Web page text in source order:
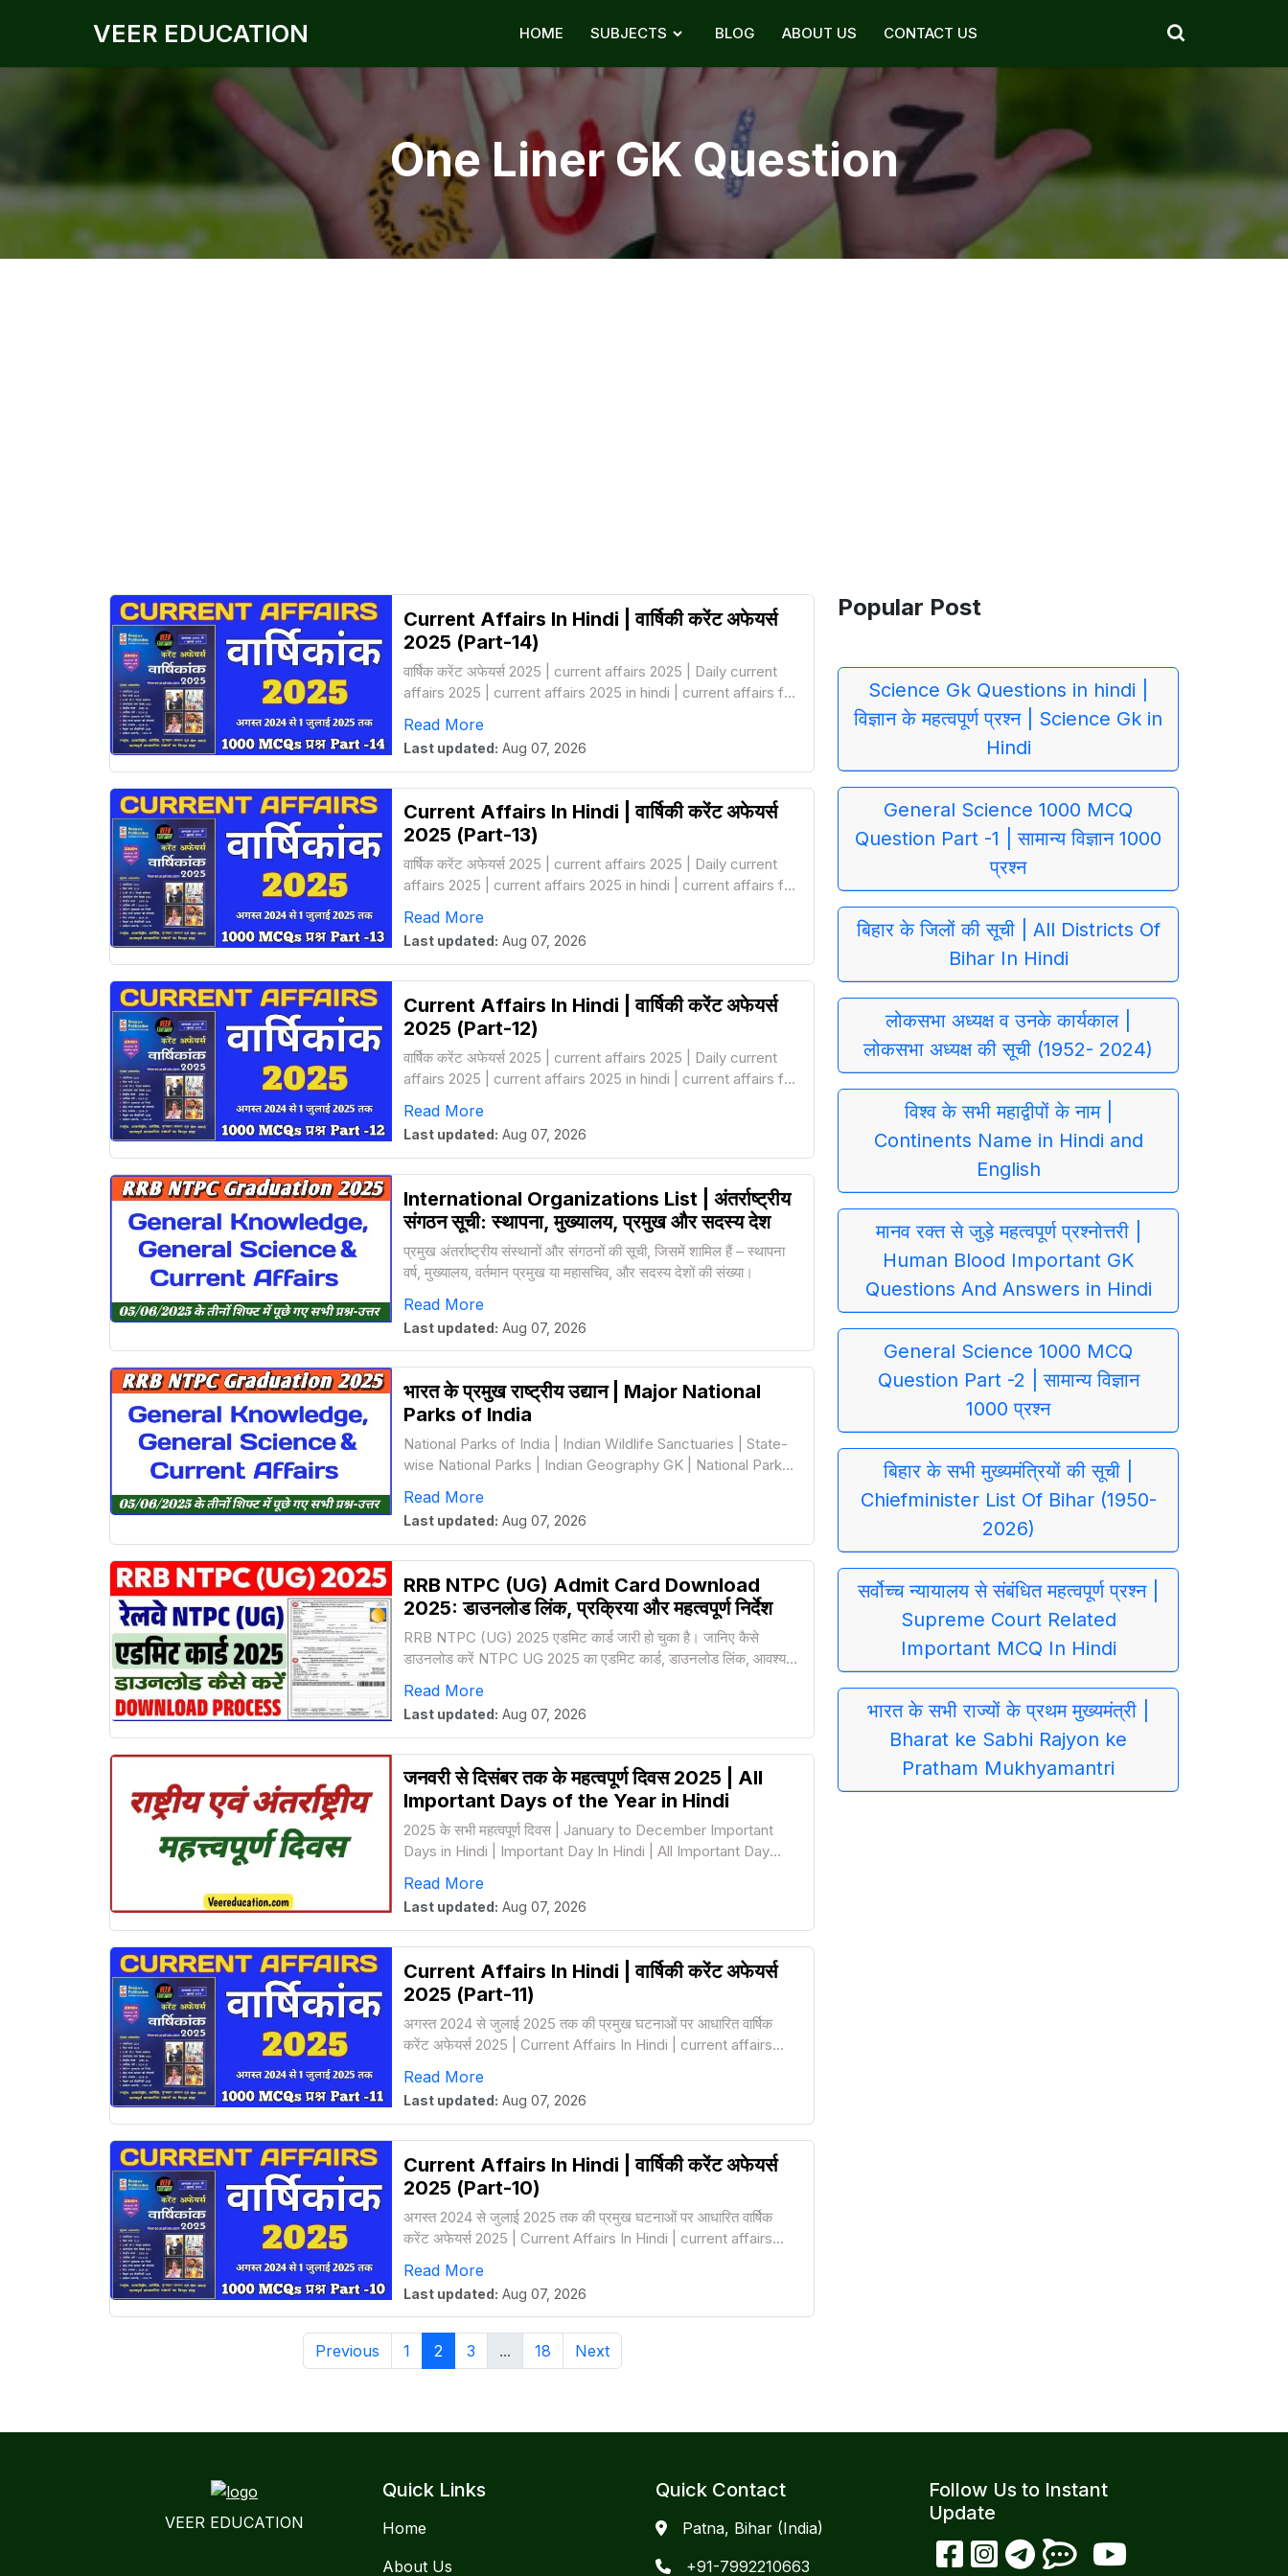
VEER EDUCATION HOME SUBJECTS BLOG ABOUT US CONTACT US
One Liner GK Question
Current Affairs In Hindi | वार्षिकी करेंट अफेयर्स
2025 (Part-14)
वार्षिक करेंट अफेयर्स 2025 | current affairs 2025 | Daily current
affairs 2025 | current affairs 2025 in hindi | current affairs for
Read More
Last updated: Aug 07, 2026
Current Affairs In Hindi | वार्षिकी करेंट अफेयर्स
2025 (Part-13)
वार्षिक करेंट अफेयर्स 2025 | current affairs 2025 | Daily current
affairs 2025 | current affairs 2025 in hindi | current affairs for
Read More
Last updated: Aug 07, 2026
Current Affairs In Hindi | वार्षिकी करेंट अफेयर्स
2025 (Part-12)
वार्षिक करेंट अफेयर्स 2025 | current affairs 2025 | Daily current
affairs 2025 | current affairs 2025 in hindi | current affairs for
Read More
Last updated: Aug 07, 2026
International Organizations List | अंतर्राष्ट्रीय
संगठन सूची: स्थापना, मुख्यालय, प्रमुख और सदस्य देश
प्रमुख अंतर्राष्ट्रीय संस्थानों और संगठनों की सूची, जिसमें शामिल हैं – स्थापना
वर्ष, मुख्यालय, वर्तमान प्रमुख या महासचिव, और सदस्य देशों की संख्या।
Read More
Last updated: Aug 07, 2026
भारत के प्रमुख राष्ट्रीय उद्यान | Major National
Parks of India
National Parks of India | Indian Wildlife Sanctuaries | State-
wise National Parks | Indian Geography GK | National Parks
Read More
Last updated: Aug 07, 2026
RRB NTPC (UG) Admit Card Download
2025: डाउनलोड लिंक, प्रक्रिया और महत्वपूर्ण निर्देश
RRB NTPC (UG) 2025 एडमिट कार्ड जारी हो चुका है। जानिए कैसे
डाउनलोड करें NTPC UG 2025 का एडमिट कार्ड, डाउनलोड लिंक, आवश्यक
Read More
Last updated: Aug 07, 2026
जनवरी से दिसंबर तक के महत्वपूर्ण दिवस 2025 | All
Important Days of the Year in Hindi
2025 के सभी महत्वपूर्ण दिवस | January to December Important
Days in Hindi | Important Day In Hindi | All Important Day
Read More
Last updated: Aug 07, 2026
Current Affairs In Hindi | वार्षिकी करेंट अफेयर्स
2025 (Part-11)
अगस्त 2024 से जुलाई 2025 तक की प्रमुख घटनाओं पर आधारित वार्षिक
करेंट अफेयर्स 2025 | Current Affairs In Hindi | current affairs
Read More
Last updated: Aug 07, 2026
Current Affairs In Hindi | वार्षिकी करेंट अफेयर्स
2025 (Part-10)
अगस्त 2024 से जुलाई 2025 तक की प्रमुख घटनाओं पर आधारित वार्षिक
करेंट अफेयर्स 2025 | Current Affairs In Hindi | current affairs
Read More
Last updated: Aug 07, 2026
Previous 1 2 3 ... 18 Next
Popular Post
Science Gk Questions in hindi |
विज्ञान के महत्वपूर्ण प्रश्न | Science Gk in
Hindi
General Science 1000 MCQ
Question Part -1 | सामान्य विज्ञान 1000
प्रश्न
बिहार के जिलों की सूची | All Districts Of
Bihar In Hindi
लोकसभा अध्यक्ष व उनके कार्यकाल |
लोकसभा अध्यक्ष की सूची (1952- 2024)
विश्व के सभी महाद्वीपों के नाम |
Continents Name in Hindi and
English
मानव रक्त से जुड़े महत्वपूर्ण प्रश्नोत्तरी |
Human Blood Important GK
Questions And Answers in Hindi
General Science 1000 MCQ
Question Part -2 | सामान्य विज्ञान
1000 प्रश्न
बिहार के सभी मुख्यमंत्रियों की सूची |
Chiefminister List Of Bihar (1950-
2026)
सर्वोच्च न्यायालय से संबंधित महत्वपूर्ण प्रश्न |
Supreme Court Related
Important MCQ In Hindi
भारत के सभी राज्यों के प्रथम मुख्यमंत्री |
Bharat ke Sabhi Rajyon ke
Pratham Mukhyamantri
VEER EDUCATION
Quick Links
Home
About Us
Quick Contact
Patna, Bihar (India)
+91-7992210663
Follow Us to Instant
Update